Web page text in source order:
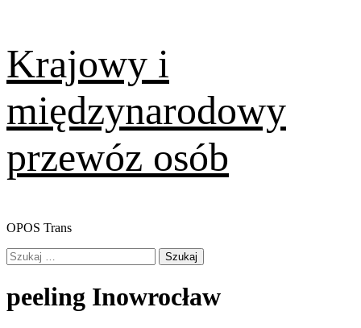
content
Krajowy i
międzynarodowy
przewóz osób
OPOS Trans
Primary
Menu
Szukaj:
peeling Inowrocław